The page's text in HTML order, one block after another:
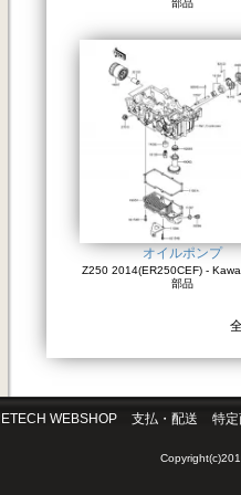
部品
オイルポンプ
Z250 2014(ER250CEF) -
部品
WEBSHOP 支払・配送 特